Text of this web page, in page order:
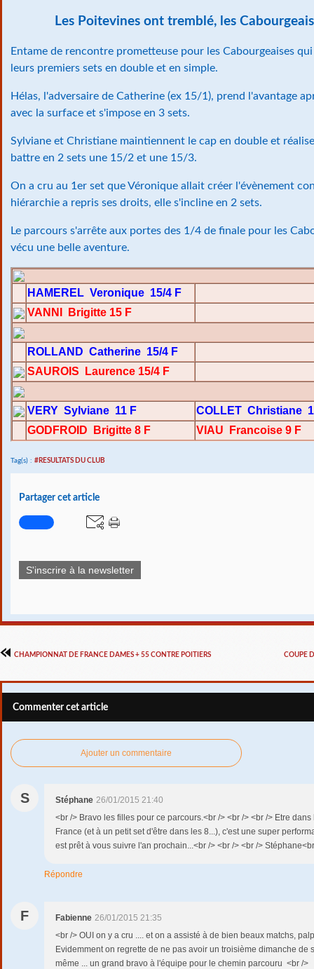
Les Poitevines ont tremblé, les
Entame de rencontre prometteuse pour les Cabourgeaises
leurs premiers sets en double et en simple.
Hélas, l'adversaire de Catherine (ex 15/1), prend l'avantage
avec la surface et s'impose en 3 sets.
Sylviane et Christiane maintiennent le cap en double et
battre en 2 sets une 15/2 et une 15/3.
On a cru au 1er set que Véronique allait créer l'évènement
hiérarchie a repris ses droits, elle s'incline en 2 sets.
Le parcours s'arrête aux portes des 1/4 de finale pour les
vécu une belle aventure.
HAMEREL Veronique 15/4 F
VANNI Brigitte 15 F
ROLLAND Catherine 15/4 F
SAUROIS Laurence 15/4 F
VERY Sylviane 11 F
COLLET
GODFROID Brigitte 8 F
VIAU Francoise 9
Tag(s) : #RESULTATS DU CLUB
Partager cet article
S'inscrire à la newsletter
CHAMPIONNAT DE FRANCE DAMES + 55 CONTRE POITIERS COUPE
Commenter cet article
Ajouter un commentaire
S Stéphane 26/01/2015 21:40
<br /> Bravo les filles pour ce parcours.<br /> <br /> <br /> Etre
France (et à un petit set d'être dans les 8...), c'est une super
est prêt à vous suivre l'an prochain...<br /> <br /> <br />
Répondre
F Fabienne 26/01/2015 21:35
<br /> OUI on y a cru .... et on a assisté à de bien beaux matchs,
Evidemment on regrette de ne pas avoir un troisième dimanche de
même ... un grand bravo à l'équipe pour le chemin parcouru <br />